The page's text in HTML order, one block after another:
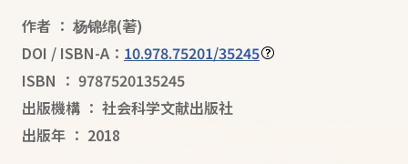
作者 ： 杨锦绵(著)
DOI / ISBN-A： 10.978.75201/35245
ISBN ： 9787520135245
出版機構 ： 社会科学文献出版社
出版年 ： 2018